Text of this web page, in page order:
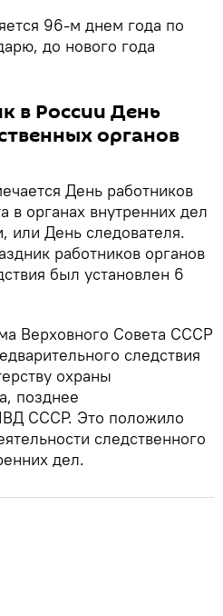
96-м днем года по
до нового года
в России День
органов
День работников
в органах внутренних дел
или День следователя.
работников органов
был установлен 6
Верховного Совета СССР
следствия
охраны
позднее
СССР. Это положило
следственного
дел.